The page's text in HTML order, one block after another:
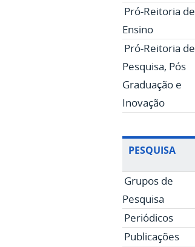
Pró-Reitoria de
Ensino
Pró-Reitoria de
Pesquisa, Pós
Graduação e
Inovação
PESQUISA
Grupos de
Pesquisa
Periódicos
Publicações